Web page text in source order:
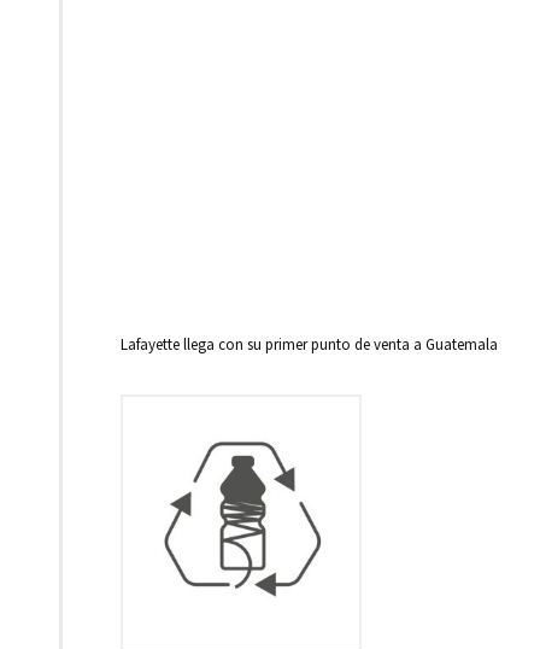
Lafayette llega con su primer punto de venta a Guatemala